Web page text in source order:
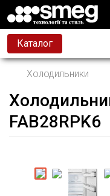
Каталог
Холодильники
FAB28RPK6